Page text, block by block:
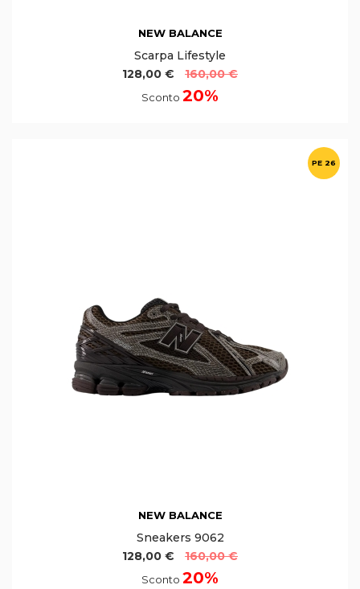
NEW BALANCE
Scarpa Lifestyle
128,00 €
160,00 €
Sconto 20%
PE 26
NEW BALANCE
Sneakers 9062
128,00 €
160,00 €
Sconto 20%